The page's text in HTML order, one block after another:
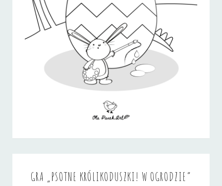
GRA „PSOTNE KRÓLIKODUSZKI! W OGRODZIE”